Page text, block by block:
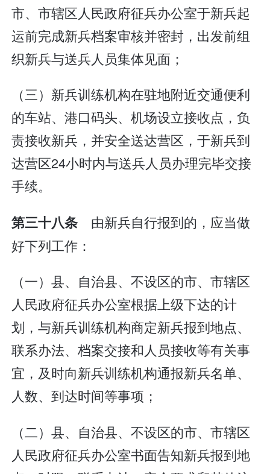
市、市辖区人民政府征兵办公室于新兵起
运前完成新兵档案审核并密封，出发前组
织新兵与送兵人员集体见面；
（三）新兵训练机构在驻地附近交通便利
的车站、港口码头、机场设立接收点，负
责接收新兵，并安全送达营区，于新兵到
达营区24小时内与送兵人员办理完毕交接
手续。
第三十八条 由新兵自行报到的，应当做
好下列工作：
（一）县、自治县、不设区的市、市辖区
人民政府征兵办公室根据上级下达的计
划，与新兵训练机构商定新兵报到地点、
联系办法、档案交接和人员接收等有关事
宜，及时向新兵训练机构通报新兵名单、
人数、到达时间等事项；
（二）县、自治县、不设区的市、市辖区
人民政府征兵办公室书面告知新兵报到地